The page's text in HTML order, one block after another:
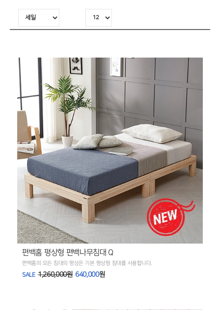
편백홈 평상형 편백나무침대 Q
편백홈의 모든 침대의 평상은 기본 평상형 침대를 사용합니다.
SALE 1,260,000원 640,000원